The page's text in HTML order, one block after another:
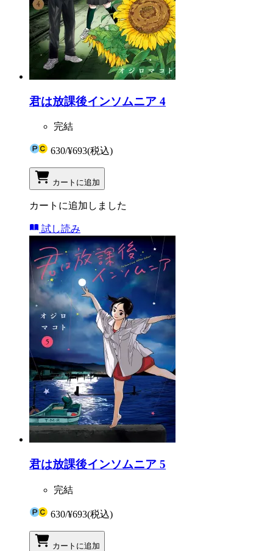
君は放課後インソムニア 4
完結
630/¥693(税込)
カートに追加
カートに追加しました
試し読み
君は放課後インソムニア 5
完結
630/¥693(税込)
カートに追加